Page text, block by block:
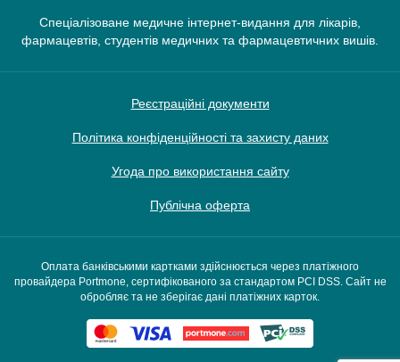
Спеціалізоване медичне інтернет-видання для лікарів,
фармацевтів, студентів медичних та фармацевтичних вишів.
Реєстраційні документи
Політика конфіденційності та захисту даних
Угода про використання сайту
Публічна оферта
Оплата банківськими картками здійснюється через платіжного
провайдера Portmone, сертифікованого за стандартом PCI DSS. Сайт не
обробляє та не зберігає дані платіжних карток.